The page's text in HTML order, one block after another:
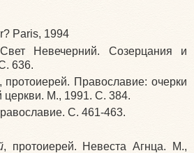
Paris, 1994
Невечерний. Созерцания и
636.
протоиерей. Православие: очерки
церкви. М., 1991. С. 384.
С. 461-463.
, протоиерей. Невеста Агнца. М.,